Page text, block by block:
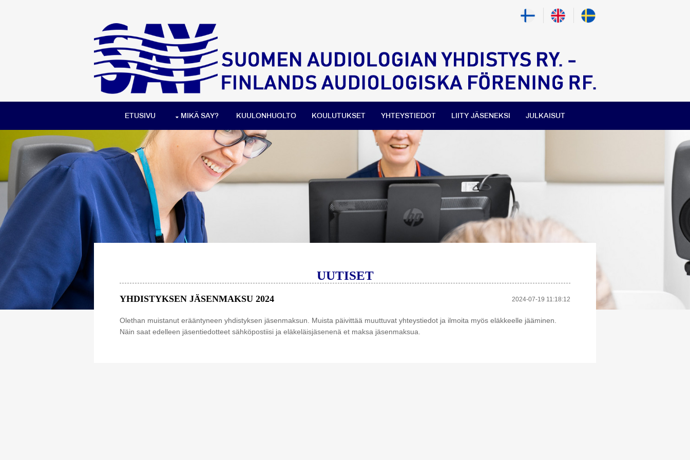
ETUSIVU MIKÄ SAY? KUULONHUOLTO KOULUTUKSET YHTEYSTIEDOT LIITY JÄSENEKSI JULKAISUT
UUTISET
2024-07-19 11:18:12
YHDISTYKSEN JÄSENMAKSU 2024
Olethan muistanut erääntyneen yhdistyksen jäsenmaksun. Muista päivittää muuttuvat yhteystiedot ja ilmoita myös eläkkeelle jääminen.
Näin saat edelleen jäsentiedotteet sähköpostiisi ja eläkeläisjäsenenä et maksa jäsenmaksua.